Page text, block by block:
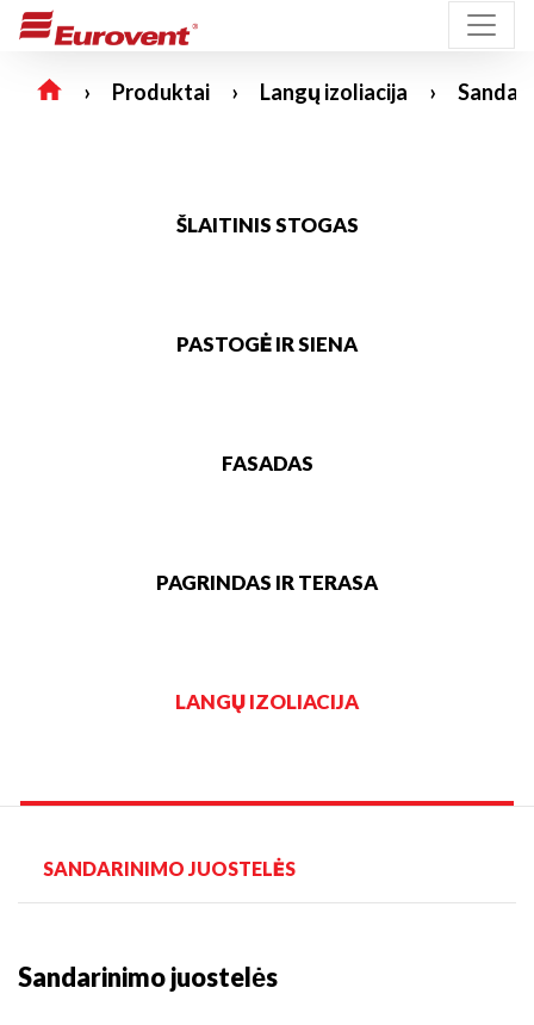
Produktai Langų izoliacija
ŠLAITINIS STOGAS
PASTOGĖ IR SIENA
FASADAS
PAGRINDAS IR TERASA
LANGŲ IZOLIACIJA
SANDARINIMO JUOSTELĖS
Sandarinimo juostelės